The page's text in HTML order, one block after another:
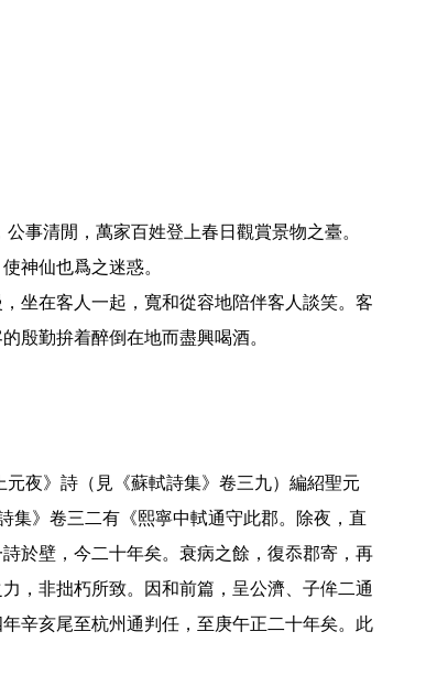
神仙也爲之迷惑。
坐在客人一起，寬和從容地陪伴客人談笑。客
殷勤拚着醉倒在地而盡興喝酒。
集》卷三二有《熙寧中軾通守此郡。除夜，直
於壁，今二十年矣。衰病之餘，復忝郡寄，再
，非拙朽所致。因和前篇，呈公濟、子侔二通
辛亥尾至杭州通判任，至庚午正二十年矣。此